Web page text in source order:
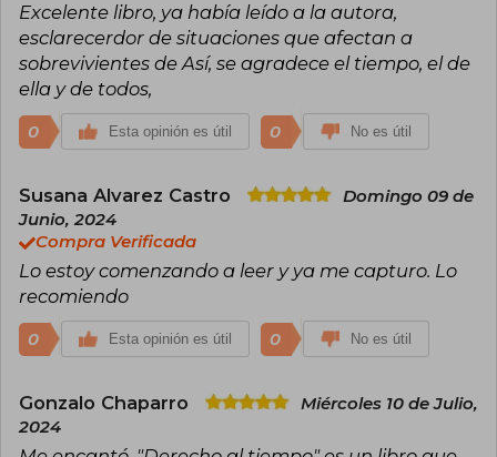
Excelente libro, ya había leído a la autora,
esclarecerdor de situaciones que afectan a
sobrevivientes de Así, se agradece el tiempo, el de
ella y de todos,
0 Esta opinión es útil 0 No es útil
Susana Alvarez Castro
Domingo 09 de
Junio, 2024
Compra Verificada
Lo estoy comenzando a leer y ya me capturo. Lo
recomiendo
0 Esta opinión es útil 0 No es útil
Gonzalo Chaparro
Miércoles 10 de Julio,
2024